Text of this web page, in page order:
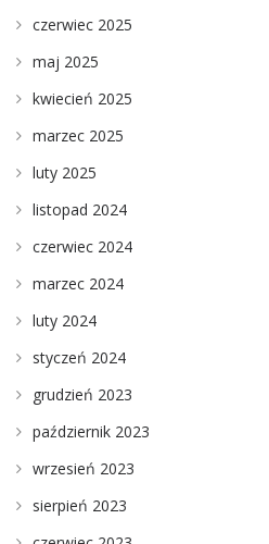
czerwiec 2025
maj 2025
kwiecień 2025
marzec 2025
luty 2025
listopad 2024
czerwiec 2024
marzec 2024
luty 2024
styczeń 2024
grudzień 2023
październik 2023
wrzesień 2023
sierpień 2023